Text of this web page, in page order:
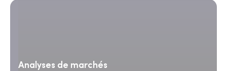
Analyses de marchés